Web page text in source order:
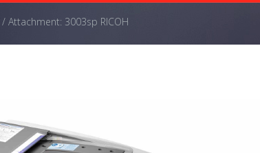
/ Attachment: 3003sp RICOH